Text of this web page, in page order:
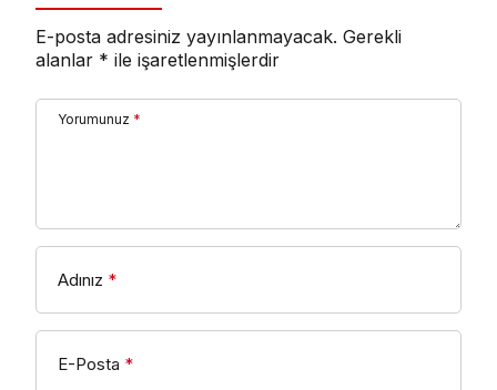
E-posta adresiniz yayınlanmayacak. Gerekli
alanlar * ile işaretlenmişlerdir
Yorumunuz *
Adınız *
E-Posta *